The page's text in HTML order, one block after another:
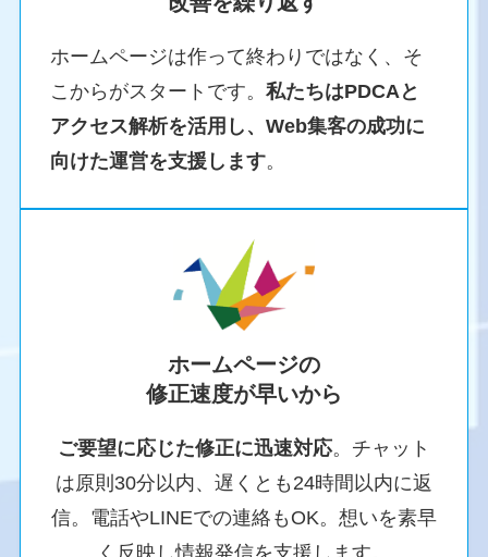
ホームページは作って終わりではなく、そ
こからがスタートです。 私たちはPDCAと
アクセス解析を活用し、Web集客の成功に
向けた運営を支援します。
ホームページの
修正速度が早いから
ご要望に応じた修正に迅速対応。チャット
は原則30分以内、遅くとも24時間以内に返
信。電話やLINEでの連絡もOK。想いを素早
く反映し情報発信を支援します。